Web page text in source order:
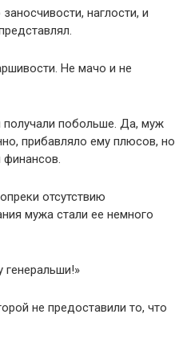
наглости, и
Не мачо и не
получали побольше. Да, муж
прибавляло ему плюсов, но
финансов.
отсутствию
мужа стали ее немного
генеральши!»
не предоставили то, что